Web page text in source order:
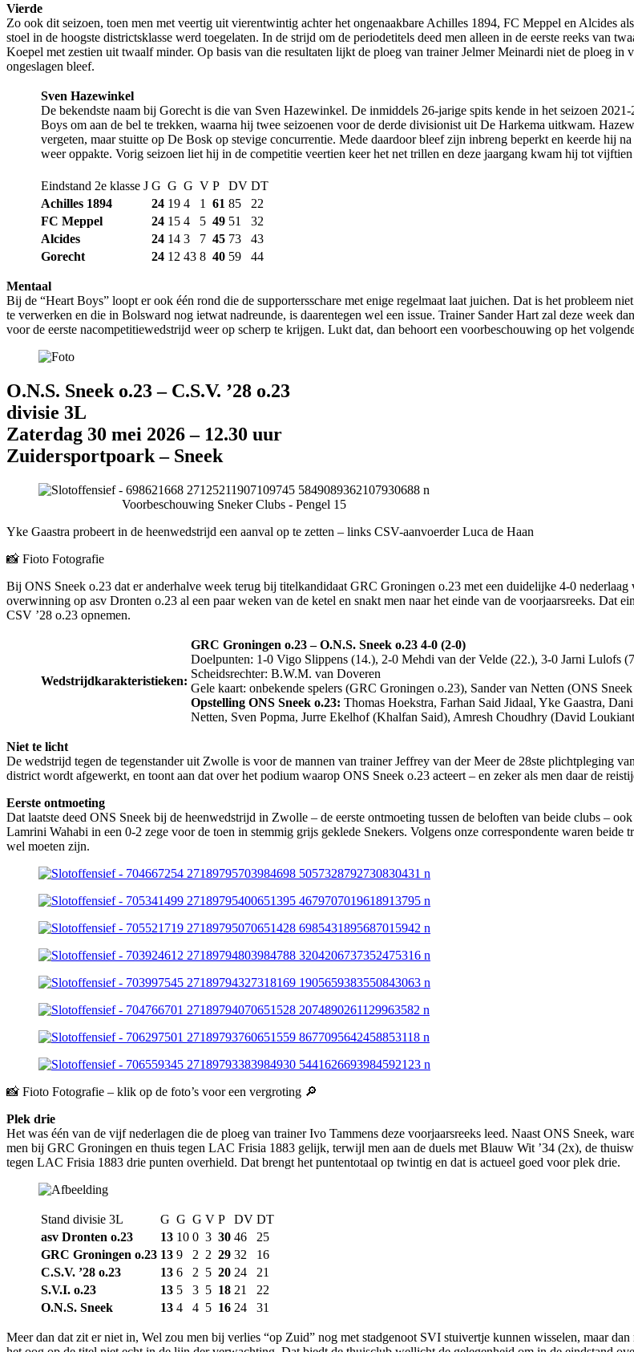
Vierde
​Zo ook dit seizoen, toen men met veertig uit vierentwintig achter het ongenaakbare Achilles 1894, FC Meppel en Alcides
stoel in de hoogste districtsklasse werd toegelaten. In de strijd om de periodetitels deed men alleen in de eerste reeks van
Koepel met zestien uit twaalf minder. Op basis van die resultaten lijkt de ploeg van trainer Jelmer Meinardi niet de ploeg
ongeslagen bleef.
Sven Hazewinkel
De bekendste naam bij Gorecht is die van Sven Hazewinkel. De inmiddels 26-jarige spits kende in het seizoen
Boys om aan de bel te trekken, waarna hij twee seizoenen voor de derde divisionist uit De Harkema uitkwam.
vergeten, maar stuitte op De Bosk op stevige concurrentie. Mede daardoor bleef zijn inbreng beperkt en keerde hij
weer oppakte. Vorig seizoen liet hij in de competitie veertien keer het net trillen en deze jaargang kwam hij tot
Eindstand 2e klasse J G G G V P DV DT
Achilles 1894
24 19 4 1 61 85
22
FC Meppel 24 15 4 5 49 51
32
Alcides
24 14 3 7 45 73
43
Gorecht
24 12 43 8 40 59 44
Mentaal
Bij de “Heart Boys” loopt er ook één rond die de supportersschare met enige regelmaat laat juichen. Dat is het probleem
te verwerken en die in Bolsward nog ietwat nadreunde, is daarentegen wel een issue. Trainer Sander Hart zal deze week
voor de eerste nacompetitiewedstrijd weer op scherp te krijgen. Lukt dat, dan behoort een voorbeschouwing op het
O.N.S. Sneek o.23 – C.S.V. ’28 o.23
divisie 3L
Zaterdag 30 mei 2026 – 12.30 uur
Zuidersportpoark – Sneek
Voorbeschouwing Sneker Clubs - Pengel 15
Yke Gaastra probeert in de heenwedstrijd een aanval op te zetten – links CSV-aanvoerder Luca de Haan
📸 Fioto Fotografie
Bij ONS Sneek o.23 dat er anderhalve week terug bij titelkandidaat GRC Groningen o.23 met een duidelijke 4-0
overwinning op asv Dronten o.23 al een paar weken van de ketel en snakt men naar het einde van de voorjaarsreeks. Dat
CSV ’28 o.23 opnemen.
Wedstrijdkarakteristieken:
GRC Groningen o.23 – O.N.S. Sneek o.23 4-0 (2-0)
Doelpunten: 1-0 Vigo Slippens (14.), 2-0 Mehdi van der Velde (22.), 3-0 Jarni Lulofs
Scheidsrechter: B.W.M. van Doveren
​Gele kaart: onbekende spelers (GRC Groningen o.23), Sander van Netten (ONS
Opstelling ONS Sneek o.23: Thomas Hoekstra, Farhan Said Jidaal, Yke Gaastra,
Netten, Sven Popma, Jurre Ekelhof (Khalfan Said), Amresh Choudhry (David
Niet te licht
De wedstrijd tegen de tegenstander uit Zwolle is voor de mannen van trainer Jeffrey van der Meer de 28ste plichtpleging
district wordt afgewerkt, en toont aan dat over het podium waarop ONS Sneek o.23 acteert – en zeker als men daar de
Eerste ontmoeting
Dat laatste deed ONS Sneek bij de heenwedstrijd in Zwolle – de eerste ontmoeting tussen de beloften van beide clubs –
Lamrini Wahabi in een 0-2 zege voor de toen in stemmig grijs geklede Snekers. Volgens onze correspondente waren
wel moeten zijn.
📸 Fioto Fotografie – klik op de foto’s voor een vergroting 🔎
Plek drie
​Het was één van de vijf nederlagen die de ploeg van trainer Ivo Tammens deze voorjaarsreeks leed. Naast ONS Sneek,
men bij GRC Groningen en thuis tegen LAC Frisia 1883 gelijk, terwijl men aan de duels met Blauw Wit ’34 (2x), de
tegen LAC Frisia 1883 drie punten overhield. Dat brengt het puntentotaal op twintig en dat is actueel goed voor plek drie.
Stand divisie 3L G G G V P DV DT
asv Dronten o.23
13 10 0 3 30 46
25
GRC Groningen o.23 13 9 2 2 29 32
16
C.S.V. ’28 o.23
13 6 2 5 20 24
21
S.V.I. o.23
13 5 3 5 18 21
22
O.N.S. Sneek
13 4 4 5 16 24 31
Meer dan dat zit er niet in, Wel zou men bij verlies “op Zuid” nog met stadgenoot SVI stuivertje kunnen wisselen, maar